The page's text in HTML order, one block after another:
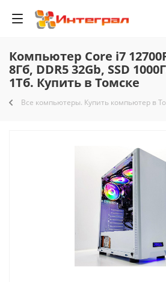
Компьютер Core i7
8Гб, DDR5 32Gb, SSD
1Тб. Купить в Томске
Все компьютеры. Купить компьютер в